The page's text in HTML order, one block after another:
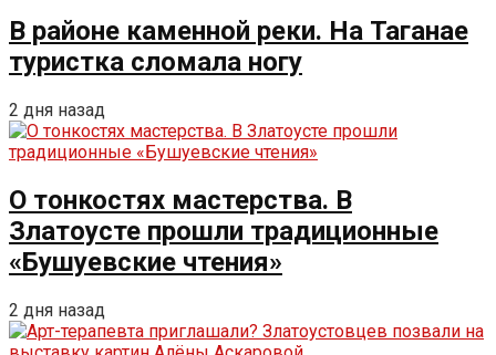
В районе каменной реки. На Таганае
туристка сломала ногу
2 дня назад
О тонкостях мастерства. В
Златоусте прошли традиционные
«Бушуевские чтения»
2 дня назад